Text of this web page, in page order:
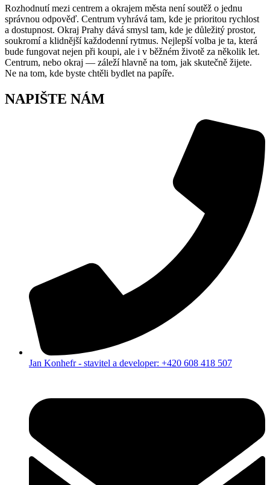
Rozhodnutí mezi centrem a okrajem města není soutěž o jednu
správnou odpověď. Centrum vyhrává tam, kde je prioritou rychlost
a dostupnost. Okraj Prahy dává smysl tam, kde je důležitý prostor,
soukromí a klidnější každodenní rytmus. Nejlepší volba je ta, která
bude fungovat nejen při koupi, ale i v běžném životě za několik let.
Centrum, nebo okraj — záleží hlavně na tom, jak skutečně žijete.
Ne na tom, kde byste chtěli bydlet na papíře.
NAPIŠTE NÁM
Jan Konhefr - stavitel a developer: +420 608 418 507